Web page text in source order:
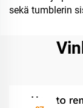
sekä tumblerin